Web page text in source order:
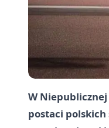
W
postaci polskich